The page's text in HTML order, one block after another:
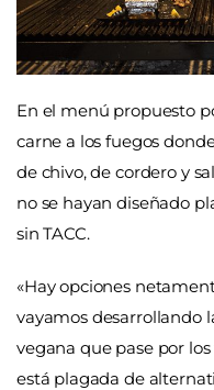
En el menú propuesto
carne a los fuegos
de chivo, de cordero y
no se hayan diseñado
sin TACC.
«Hay opciones
vayamos desarrollando
vegana que pase por
está plagada de